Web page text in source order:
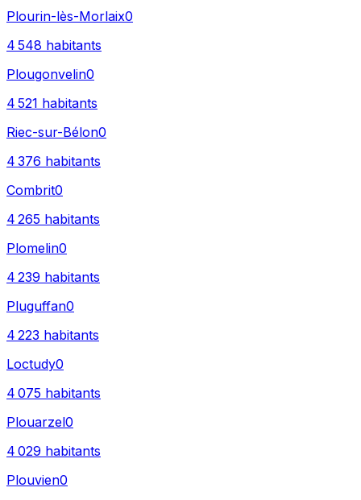
Plourin-lès-Morlaix0
4 548 habitants
Plougonvelin0
4 521 habitants
Riec-sur-Bélon0
4 376 habitants
Combrit0
4 265 habitants
Plomelin0
4 239 habitants
Pluguffan0
4 223 habitants
Loctudy0
4 075 habitants
Plouarzel0
4 029 habitants
Plouvien0